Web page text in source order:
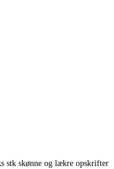
stk skønne og lækre opskrifter